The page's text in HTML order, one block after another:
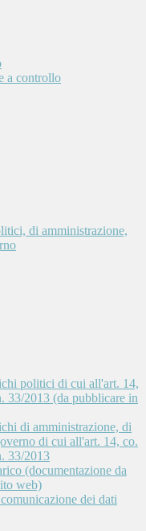
a controllo
di amministrazione,
politici di cui all'art. 14,
33/2013 (da pubblicare in
di amministrazione, di
di cui all'art. 14, co.
33/2013
(documentazione da
web)
dei dati